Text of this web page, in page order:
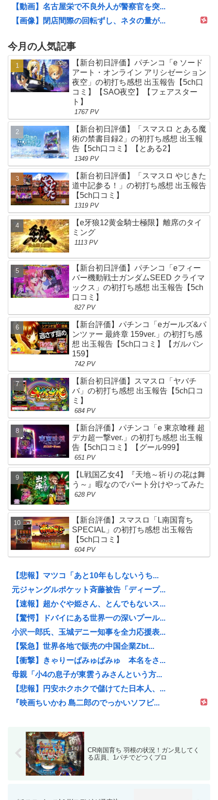
【動画】名古屋栄で不良外人が警察官を突...
【画像】閉店間際の回転ずし、ネタの量が...
今月の人気記事
【新台初日評価】パチンコ「e ソード
アート・オンライン アリシゼーション
夜空」の初打ち感想 出玉報告【5ch口
コミ】【SAO夜空】【フェアスター
ト】
1767 PV
【新台初日評価】「スマスロ とある魔
術の禁書目録2」の初打ち感想 出玉報
告【5ch口コミ】【とある2】
1349 PV
【新台初日評価】「スマスロ やじきた
道中記参る！」の初打ち感想 出玉報告
【5ch口コミ】
1319 PV
【e牙狼12黄金騎士極限】離席のタイ
ミング
1113 PV
【新台初日評価】パチンコ「eフィー
バー機動戦士ガンダムSEED クライマ
ックス」の初打ち感想 出玉報告【5ch
口コミ】
827 PV
【新台評価】パチンコ「eガールズ&パ
ンツァー 最終章 159ver.」の初打ち感
想 出玉報告【5ch口コミ】【ガルパン
159】
742 PV
【新台初日評価】スマスロ「ヤバチ
バ」の初打ち感想 出玉報告【5ch口コ
ミ】
684 PV
【新台評価】パチンコ「e 東京喰種 超
デカ超一撃ver.」の初打ち感想 出玉報
告【5ch口コミ】【グール999】
651 PV
【L戦国乙女4】『天地～祈りの花は舞
う～』暇なのでパート分けやってみた
628 PV
【新台評価】スマスロ「L南国育ち
SPECIAL」の初打ち感想 出玉報告
【5ch口コミ】
604 PV
【悲報】マツコ「あと10年もしないうち...
元ジャングルポケット斉藤被告「ディープ...
【速報】超かぐや姫さん、とんでもないス...
【驚愕】ドバイにある世界一の深いプール...
小沢一郎氏、玉城デニー知事を全力応援表...
【緊急】世界各地で販売の中国企業Zbt...
【衝撃】きゃりーぱみゅぱみゅ 本名をさ...
母親「小4の息子が東雲うみさんという方...
【悲報】円安ホクホクで儲けてた日本人、...
『映画ちいかわ 島二郎のでっかいソフビ...
CR南国育ち 羽根の状況！ガン見してく
る店員、1パチでどつくプロ